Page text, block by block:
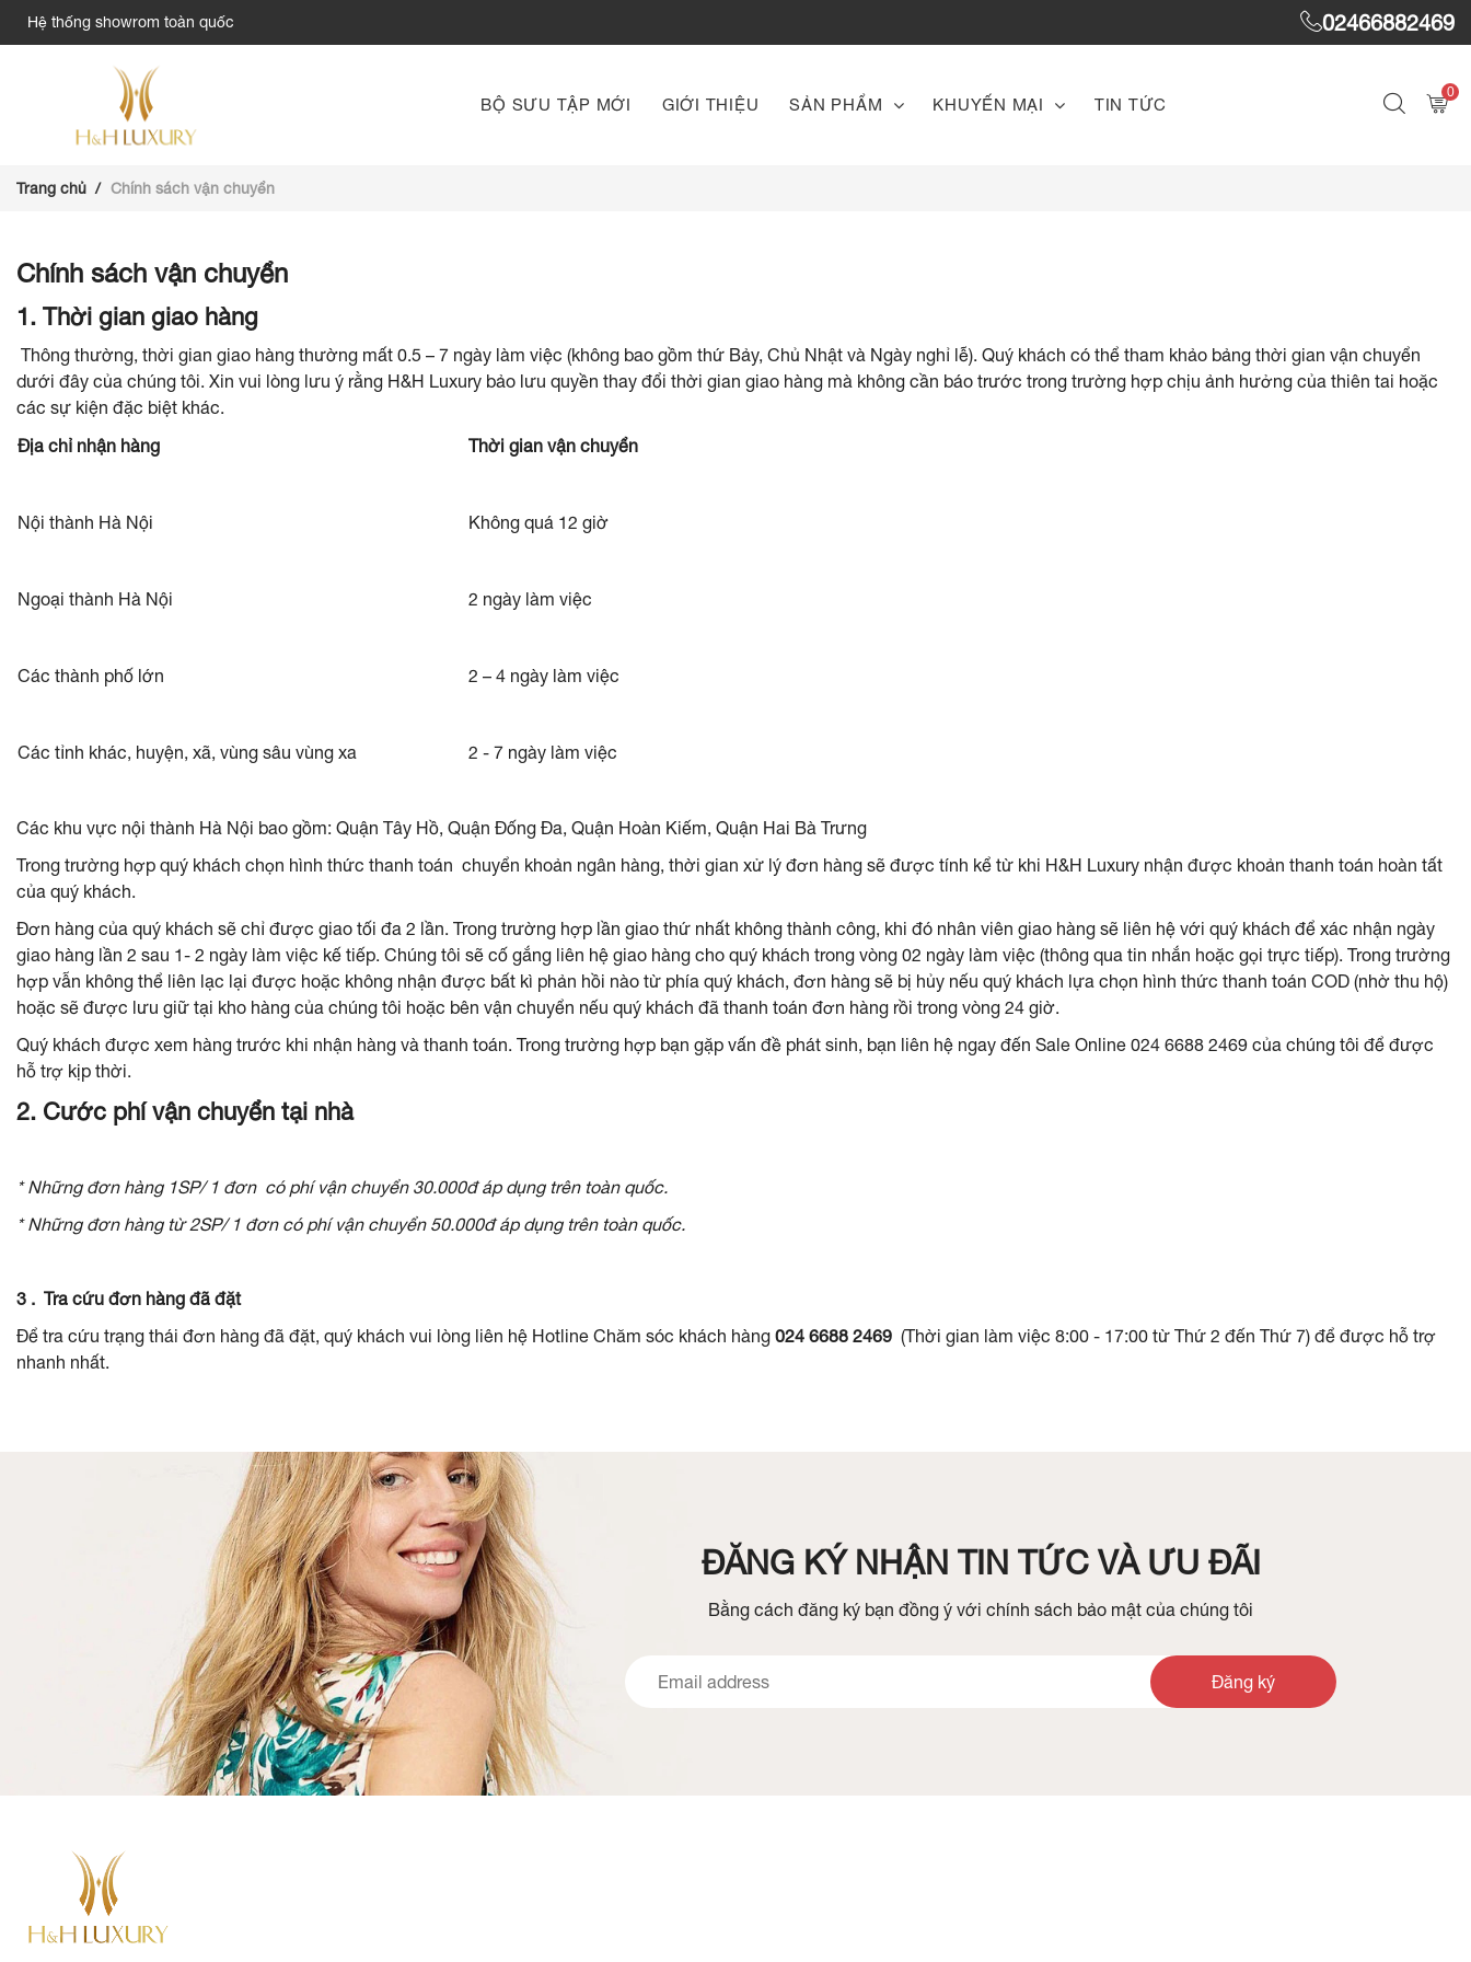
Hệ thống showrom toàn quốc 02466882469
BỘ SƯU TẬP MỚI GIỚI THIỆU SẢN PHẨM KHUYẾN MẠI TIN TỨC
0
Trang chủ Chính sách vận chuyển
Chính sách vận chuyển
1. Thời gian giao hàng
Thông thường, thời gian giao hàng thường mất 0.5 – 7 ngày làm việc (không bao gồm thứ Bảy, Chủ Nhật và Ngày nghỉ lễ). Quý khách có thể tham khảo bảng thời gian vận chuyển
dưới đây của chúng tôi. Xin vui lòng lưu ý rằng H&H Luxury bảo lưu quyền thay đổi thời gian giao hàng mà không cần báo trước trong trường hợp chịu ảnh hưởng của thiên tai hoặc
các sự kiện đặc biệt khác.
Địa chỉ nhận hàng
Thời gian vận chuyển
Nội thành Hà Nội Không quá 12 giờ
Ngoại thành Hà Nội 2 ngày làm việc
Các thành phố lớn 2 – 4 ngày làm việc
Các tỉnh khác, huyện, xã, vùng sâu vùng xa 2 - 7 ngày làm việc
Các khu vực nội thành Hà Nội bao gồm: Quận Tây Hồ, Quận Đống Đa, Quận Hoàn Kiếm, Quận Hai Bà Trưng
Trong trường hợp quý khách chọn hình thức thanh toán chuyển khoản ngân hàng, thời gian xử lý đơn hàng sẽ được tính kể từ khi H&H Luxury nhận được khoản thanh toán hoàn tất
của quý khách.
Đơn hàng của quý khách sẽ chỉ được giao tối đa 2 lần. Trong trường hợp lần giao thứ nhất không thành công, khi đó nhân viên giao hàng sẽ liên hệ với quý khách để xác nhận ngày
giao hàng lần 2 sau 1- 2 ngày làm việc kế tiếp. Chúng tôi sẽ cố gắng liên hệ giao hàng cho quý khách trong vòng 02 ngày làm việc (thông qua tin nhắn hoặc gọi trực tiếp). Trong trường
hợp vẫn không thể liên lạc lại được hoặc không nhận được bất kì phản hồi nào từ phía quý khách, đơn hàng sẽ bị hủy nếu quý khách lựa chọn hình thức thanh toán COD (nhờ thu hộ)
hoặc sẽ được lưu giữ tại kho hàng của chúng tôi hoặc bên vận chuyển nếu quý khách đã thanh toán đơn hàng rồi trong vòng 24 giờ.
Quý khách được xem hàng trước khi nhận hàng và thanh toán. Trong trường hợp bạn gặp vấn đề phát sinh, bạn liên hệ ngay đến Sale Online 024 6688 2469 của chúng tôi để được
hỗ trợ kịp thời.
2. Cước phí vận chuyển tại nhà
* Những đơn hàng 1SP/ 1 đơn có phí vận chuyển 30.000đ áp dụng trên toàn quốc.
* Những đơn hàng từ 2SP/ 1 đơn có phí vận chuyển 50.000đ áp dụng trên toàn quốc.
3 . Tra cứu đơn hàng đã đặt
Để tra cứu trạng thái đơn hàng đã đặt, quý khách vui lòng liên hệ Hotline Chăm sóc khách hàng 024 6688 2469 (Thời gian làm việc 8:00 - 17:00 từ Thứ 2 đến Thứ 7) để được hỗ trợ
nhanh nhất.
ĐĂNG KÝ NHẬN TIN TỨC VÀ ƯU ĐÃI
Bằng cách đăng ký bạn đồng ý với chính sách bảo mật của chúng tôi
Đăng ký